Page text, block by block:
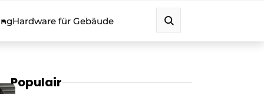
Hardware für Gebäude
Populair